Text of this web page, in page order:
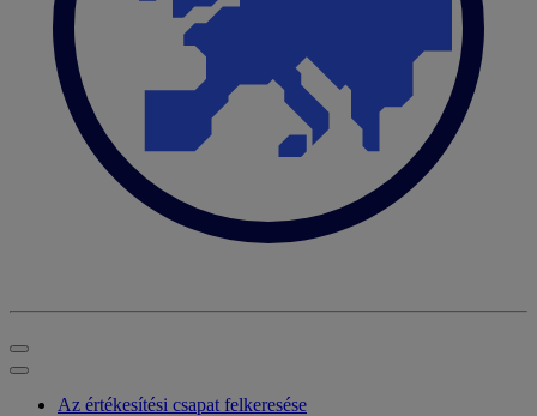
Az értékesítési csapat felkeresése